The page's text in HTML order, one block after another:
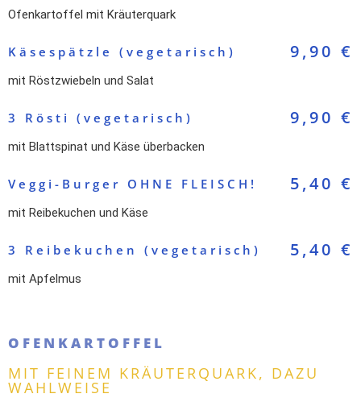
Ofenkartoffel mit Kräuterquark
Käsespätzle (vegetarisch) 9,90 €
mit Röstzwiebeln und Salat
3 Rösti (vegetarisch) 9,90 €
mit Blattspinat und Käse überbacken
Veggi-Burger OHNE FLEISCH! 5,40 €
mit Reibekuchen und Käse
3 Reibekuchen (vegetarisch) 5,40 €
mit Apfelmus
OFENKARTOFFEL
MIT FEINEM KRÄUTERQUARK, DAZU
WAHLWEISE